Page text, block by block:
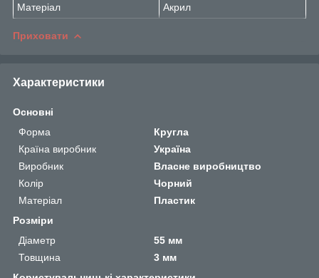
Матеріал
Акрил
Приховати
Характеристики
Основні
Форма
Кругла
Країна виробник
Україна
Виробник
Власне виробництво
Колір
Чорний
Матеріал
Пластик
Розміри
Діаметр
55 мм
Товщина
3 мм